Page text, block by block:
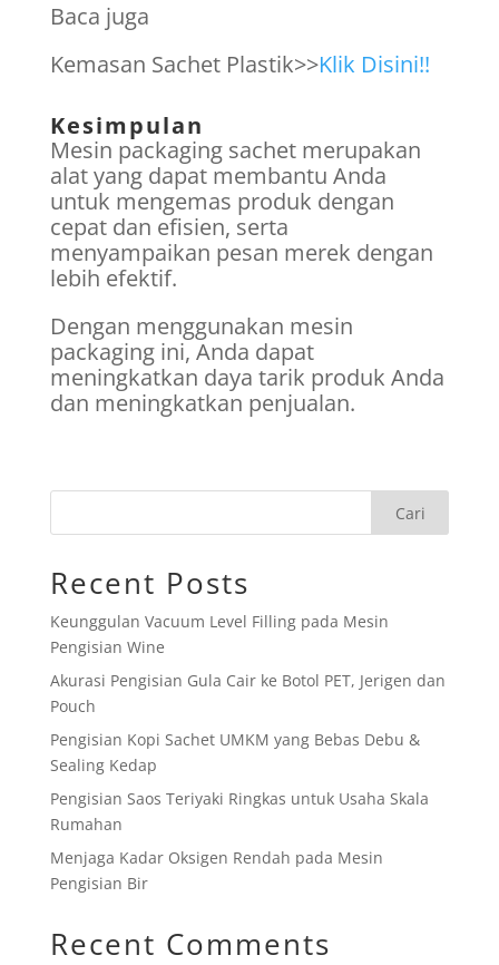
Baca juga
Kemasan Sachet Plastik>>Klik Disini!!
Kesimpulan
Mesin packaging sachet merupakan
alat yang dapat membantu Anda
untuk mengemas produk dengan
cepat dan efisien, serta
menyampaikan pesan merek dengan
lebih efektif.
Dengan menggunakan mesin
packaging ini, Anda dapat
meningkatkan daya tarik produk Anda
dan meningkatkan penjualan.
Cari
Recent Posts
Keunggulan Vacuum Level Filling pada Mesin
Pengisian Wine
Akurasi Pengisian Gula Cair ke Botol PET, Jerigen dan
Pouch
Pengisian Kopi Sachet UMKM yang Bebas Debu &
Sealing Kedap
Pengisian Saos Teriyaki Ringkas untuk Usaha Skala
Rumahan
Menjaga Kadar Oksigen Rendah pada Mesin
Pengisian Bir
Recent Comments